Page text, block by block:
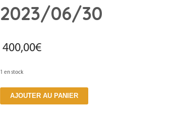
2023/06/30
400,00€
1 en stock
quantité
AJOUTER AU PANIER